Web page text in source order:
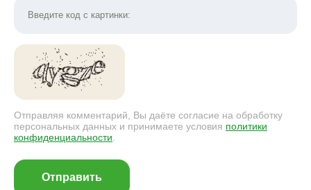
Отправляя комментарий, Вы даёте согласие на обработку
персональных данных и принимаете условия политики
конфиденциальности.
Отправить